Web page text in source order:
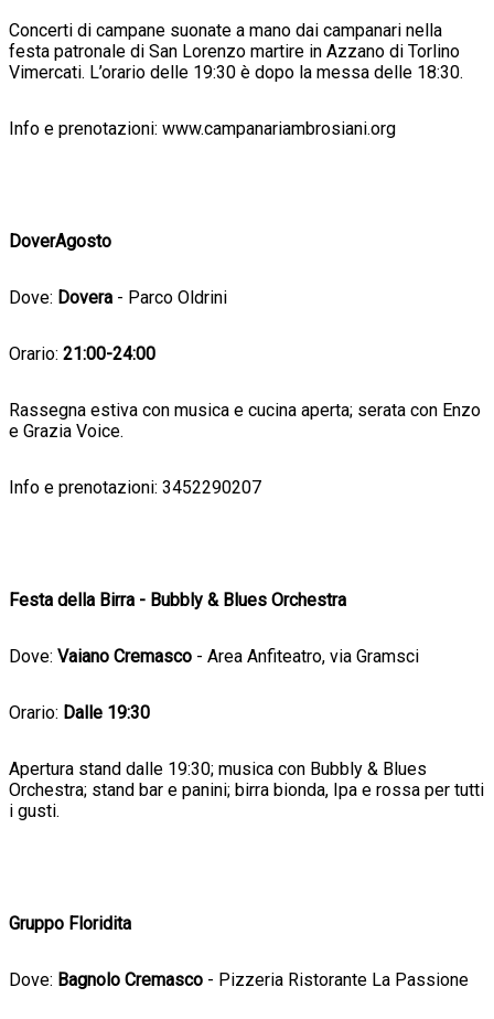
Concerti di campane suonate a mano dai campanari nella
festa patronale di San Lorenzo martire in Azzano di Torlino
Vimercati. L’orario delle 19:30 è dopo la messa delle 18:30.
Info e prenotazioni: www.campanariambrosiani.org
DoverAgosto
Dove: Dovera - Parco Oldrini
Orario: 21:00-24:00
Rassegna estiva con musica e cucina aperta; serata con Enzo
e Grazia Voice.
Info e prenotazioni: 3452290207
Festa della Birra - Bubbly & Blues Orchestra
Dove: Vaiano Cremasco - Area Anfiteatro, via Gramsci
Orario: Dalle 19:30
Apertura stand dalle 19:30; musica con Bubbly & Blues
Orchestra; stand bar e panini; birra bionda, Ipa e rossa per tutti
i gusti.
Gruppo Floridita
Dove: Bagnolo Cremasco - Pizzeria Ristorante La Passione